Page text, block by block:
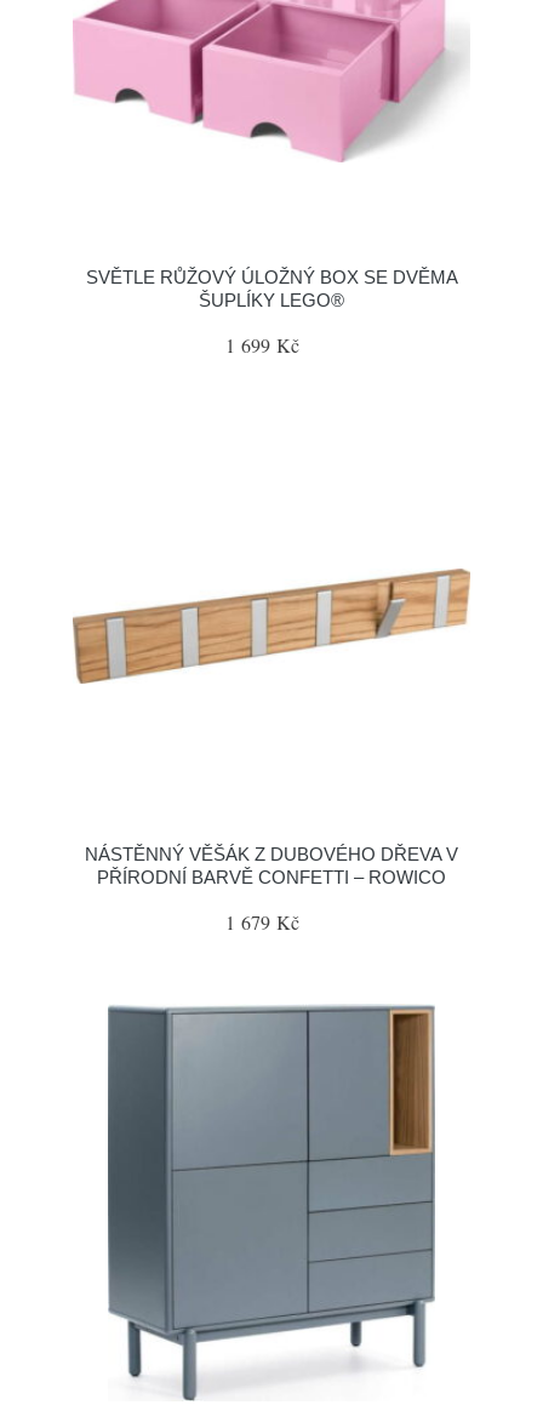
SVĚTLE RŮŽOVÝ ÚLOŽNÝ BOX SE DVĚMA
ŠUPLÍKY LEGO®
1 699 Kč
NÁSTĚNNÝ VĚŠÁK Z DUBOVÉHO DŘEVA V
PŘÍRODNÍ BARVĚ CONFETTI – ROWICO
1 679 Kč